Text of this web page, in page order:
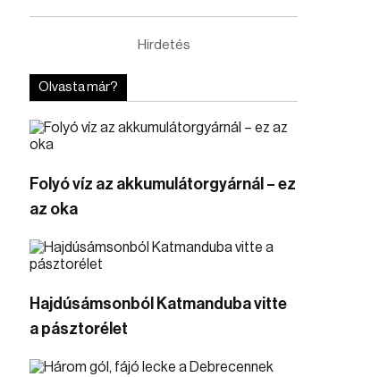
Hirdetés
Olvasta már?
Folyó víz az akkumulátorgyárnál – ez
az oka
Hajdúsámsonból Katmanduba vitte
a pásztorélet